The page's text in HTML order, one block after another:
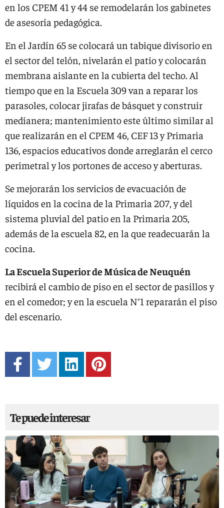
en los CPEM 41 y 44 se remodelarán los gabinetes
de asesoría pedagógica.
En el Jardín 65 se colocará un tabique divisorio en
el sector del telón, nivelarán el patio y colocarán
membrana aislante en la cubierta del techo. Al
tiempo que en la Escuela 309 van a reparar los
parasoles, colocar jirafas de básquet y construir
medianera; mantenimiento este último similar al
que realizarán en el CPEM 46, CEF 13 y Primaria
136, espacios educativos donde arreglarán el cerco
perimetral y los portones de acceso y aberturas.
Se mejorarán los servicios de evacuación de
líquidos en la cocina de la Primaria 207, y del
sistema pluvial del patio en la Primaria 205,
además de la escuela 82, en la que readecuarán la
cocina.
La Escuela Superior de Música de Neuquén
recibirá el cambio de piso en el sector de pasillos y
en el comedor; y en la escuela N°1 repararán el piso
del escenario.
Te puede interesar